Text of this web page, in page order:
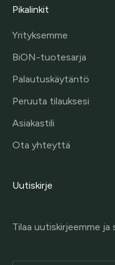
Pikalinkit
Yrityksemme
BiON-tuotesarja
Palautuskäytäntö
Peruuta tilauksesi
Asiakastili
Ota yhteyttä
Uutiskirje
Tilaa uutiskirjeemme ja